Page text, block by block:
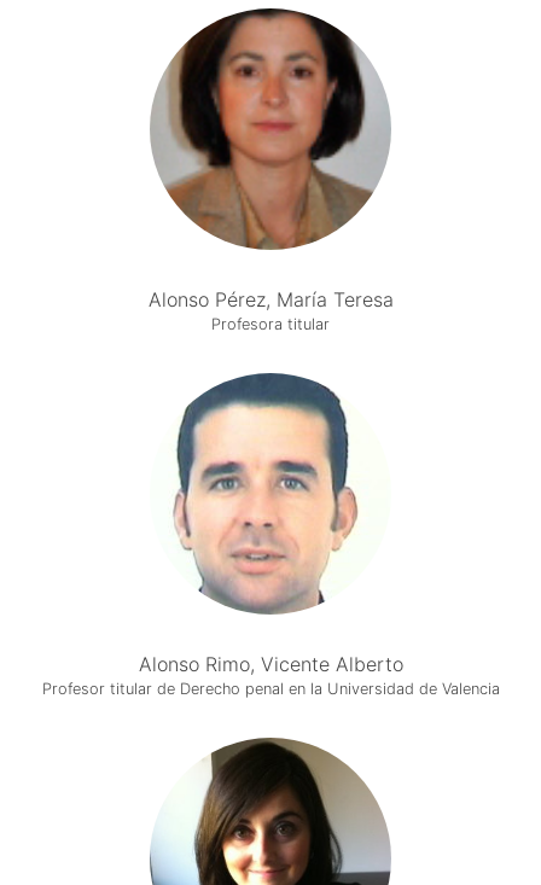
Alonso Pérez, María Teresa
Profesora titular
Alonso Rimo, Vicente Alberto
Profesor titular de Derecho penal en la Universidad de Valencia